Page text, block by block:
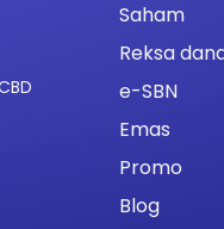
Saham
Reksa
e-SBN
Emas
Promo
Blog